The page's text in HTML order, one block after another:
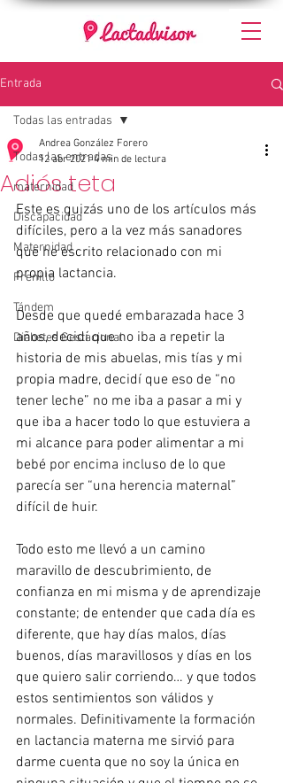
Entrada
Todas las entradas
maternidad
Discapacidad
Maternidad
Frenillo
Tándem
Diabetes Gestacional
Todas las entradas
Adiós teta
Andrea González Forero
12 abr 2021 4 min de lectura
Este es quizás uno de los artículos más
difíciles, pero a la vez más sanadores
que he escrito relacionado con mi
propia lactancia.
Desde que quedé embarazada hace 3
años, decidí que no iba a repetir la
historia de mis abuelas, mis tías y mi
propia madre, decidí que eso de “no
tener leche” no me iba a pasar a mi y
que iba a hacer todo lo que estuviera a
mi alcance para poder alimentar a mi
bebé por encima incluso de lo que
parecía ser “una herencia maternal”
difícil de huir.
Todo esto me llevó a un camino
maravillo de descubrimiento, de
confianza en mi misma y de aprendizaje
constante; de entender que cada día es
diferente, que hay días malos, días
buenos, días maravillosos y días en los
que quiero salir corriendo… y que todos
estos sentimientos son válidos y
normales. Definitivamente la formación
en lactancia materna me sirvió para
darme cuenta que no soy la única en